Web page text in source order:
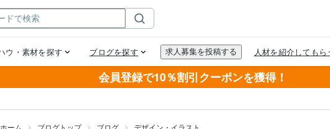
会員登録で10％割引クーポンを獲得！
ホーム ブログトップ ブログ デザイン・イラスト